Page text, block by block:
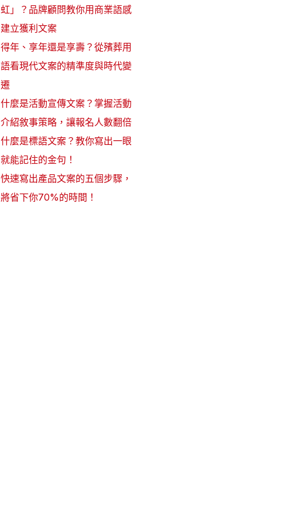
虹」？品牌顧問教你用商業語感
建立獲利文案
得年、享年還是享壽？從殯葬用
語看現代文案的精準度與時代變
遷
什麼是活動宣傳文案？掌握活動
介紹敘事策略，讓報名人數翻倍
什麼是標語文案？教你寫出一眼
就能記住的金句！
快速寫出產品文案的五個步驟，
將省下你70%的時間！